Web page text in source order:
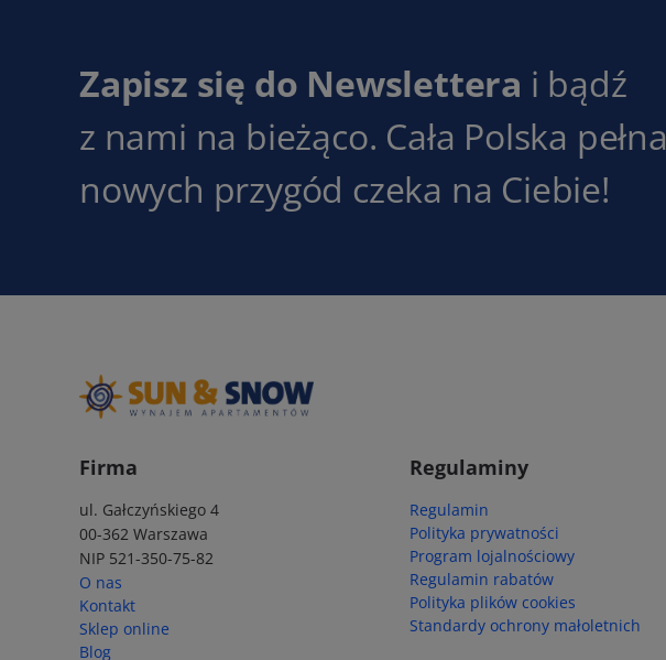
Zapisz się do Newslettera i bądź
z nami na bieżąco. Cała Polska pełna
nowych przygód czeka na Ciebie!
Firma
ul. Gałczyńskiego 4
00-362 Warszawa
NIP 521-350-75-82
O nas
Kontakt
Sklep online
Blog
Regulaminy
Regulamin
Polityka prywatności
Program lojalnościowy
Regulamin rabatów
Polityka plików cookies
Standardy ochrony małoletnich